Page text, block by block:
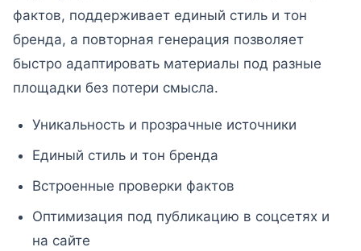
фактов, поддерживает единый стиль и тон
бренда, а повторная генерация позволяет
быстро адаптировать материалы под разные
площадки без потери смысла.
Уникальность и прозрачные источники
Единый стиль и тон бренда
Встроенные проверки фактов
Оптимизация под публикацию в соцсетях и
на сайте